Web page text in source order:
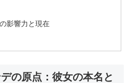
影響力と現在
の原点：彼女の本名と